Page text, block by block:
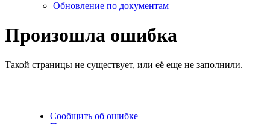
Обновление по документам
Произошла ошибка
Такой страницы не существует, или её еще не заполнили.
Сообщить об ошибке